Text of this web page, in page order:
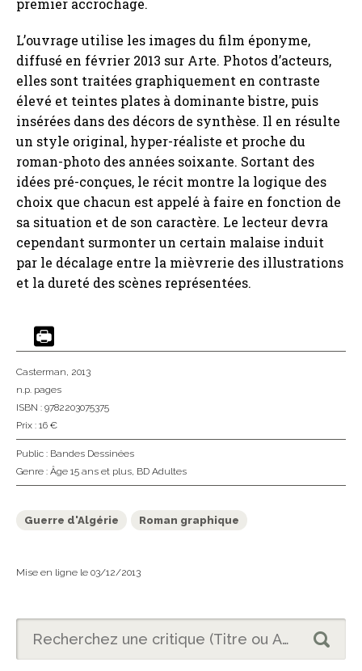
premier accrochage.
L’ouvrage utilise les images du film éponyme,
diffusé en février 2013 sur Arte. Photos d’acteurs,
elles sont traitées graphiquement en contraste
élevé et teintes plates à dominante bistre, puis
insérées dans des décors de synthèse. Il en résulte
un style original, hyper-réaliste et proche du
roman-photo des années soixante. Sortant des
idées pré-conçues, le récit montre la logique des
choix que chacun est appelé à faire en fonction de
sa situation et de son caractère. Le lecteur devra
cependant surmonter un certain malaise induit
par le décalage entre la mièvrerie des illustrations
et la dureté des scènes représentées.
Casterman, 2013
n.p. pages
ISBN : 9782203075375
Prix : 16 €
Public : Bandes Dessinées
Genre : Âge 15 ans et plus, BD Adultes
Guerre d'Algérie Roman graphique
Mise en ligne le 03/12/2013